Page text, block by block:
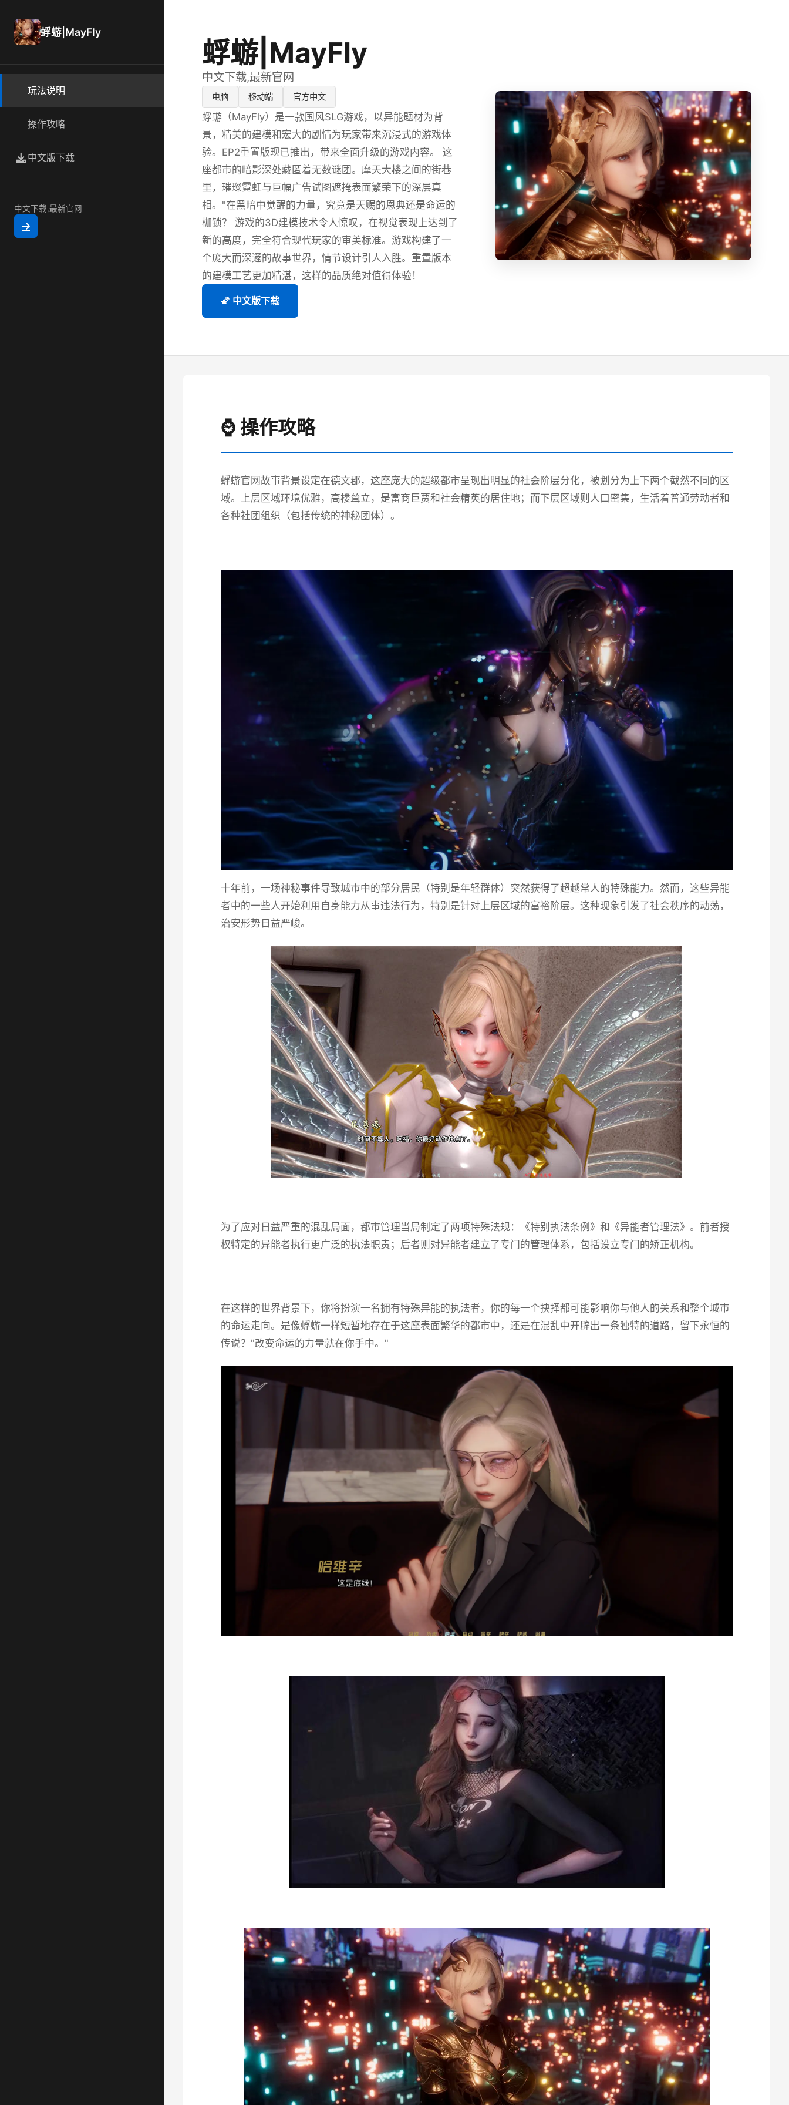
蜉蝣|MayFly
玩法说明
操作攻略
中文版下载
中文下载,最新官网
蜉蝣|MayFly
中文下载,最新官网
电脑 移动端 官方中文
蜉蝣（MayFly）是一款国风SLG游戏，以异能题材为背
景，精美的建模和宏大的剧情为玩家带来沉浸式的游戏体
验。EP2重置版现已推出，带来全面升级的游戏内容。 这
座都市的暗影深处藏匿着无数谜团。摩天大楼之间的街巷
里，璀璨霓虹与巨幅广告试图遮掩表面繁荣下的深层真
相。"在黑暗中觉醒的力量，究竟是天赐的恩典还是命运的
枷锁？ 游戏的3D建模技术令人惊叹，在视觉表现上达到了
新的高度，完全符合现代玩家的审美标准。游戏构建了一
个庞大而深邃的故事世界，情节设计引人入胜。重置版本
的建模工艺更加精湛，这样的品质绝对值得体验！
🌠 中文版下载
⌚ 操作攻略
蜉蝣官网故事背景设定在德文郡，这座庞大的超级都市呈现出明显的社会阶层分化，被划分为上下两个截然不同的区
域。上层区域环境优雅，高楼耸立，是富商巨贾和社会精英的居住地；而下层区域则人口密集，生活着普通劳动者和
各种社团组织（包括传统的神秘团体）。
十年前，一场神秘事件导致城市中的部分居民（特别是年轻群体）突然获得了超越常人的特殊能力。然而，这些异能
者中的一些人开始利用自身能力从事违法行为，特别是针对上层区域的富裕阶层。这种现象引发了社会秩序的动荡，
治安形势日益严峻。
为了应对日益严重的混乱局面，都市管理当局制定了两项特殊法规：《特别执法条例》和《异能者管理法》。前者授
权特定的异能者执行更广泛的执法职责；后者则对异能者建立了专门的管理体系，包括设立专门的矫正机构。
在这样的世界背景下，你将扮演一名拥有特殊异能的执法者，你的每一个抉择都可能影响你与他人的关系和整个城市
的命运走向。是像蜉蝣一样短暂地存在于这座表面繁华的都市中，还是在混乱中开辟出一条独特的道路，留下永恒的
传说？"改变命运的力量就在你手中。"